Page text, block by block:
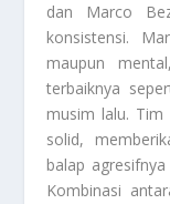
dan Marco
konsistensi.
maupun
terbaiknya
musim lalu.
solid,
balap
Kombinasi